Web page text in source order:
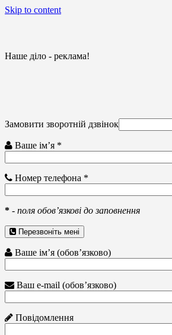
Skip to content
Наше діло - реклама!
Замовити зворотній дзвінок
Ваше ім’я *
Номер телефона *
* - поля обов’язкові до заповнення
Перезвоніть мені
Ваше ім’я (обов’язково)
Ваш e-mail (обов’язково)
Повідомлення